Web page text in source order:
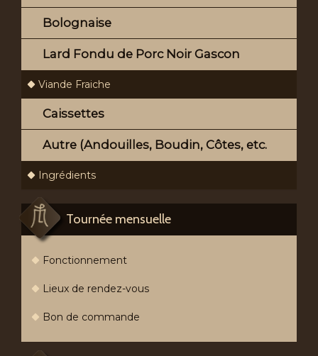
Bolognaise
Lard Fondu de Porc Noir Gascon
Viande Fraiche
Caissettes
Autre (Andouilles, Boudin, Côtes, etc.
Ingrédients
Tournée mensuelle
Fonctionnement
Lieux de rendez-vous
Bon de commande